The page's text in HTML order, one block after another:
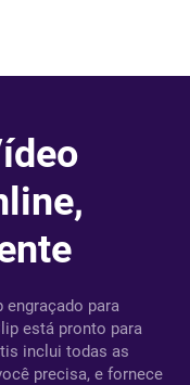
engraçado para
está pronto para
inclui todas as
precisa, e fornece